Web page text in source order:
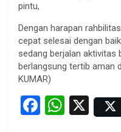
pintu,
Dengan harapan
cepat selesai dengan
sedang berjalan aktivitas
berlangsung tertib aman
KUMAR)
F
W X